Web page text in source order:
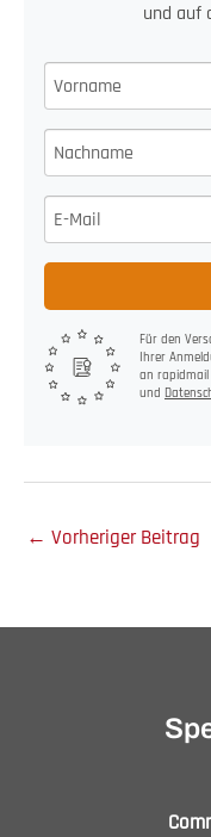
und auf
Für den
Ihrer
an rapidmail
und
← Vorheriger Beitrag